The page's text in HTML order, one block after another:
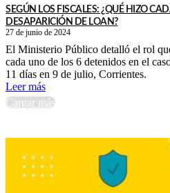
SEGÚN LOS FISCALES: ¿QUÉ HIZO
DESAPARICIÓN DE LOAN?
27 de junio de 2024
El Ministerio Público detalló el rol
cada uno de los 6 detenidos en el
11 días en 9 de julio, Corrientes.
Leer más
Cargar más